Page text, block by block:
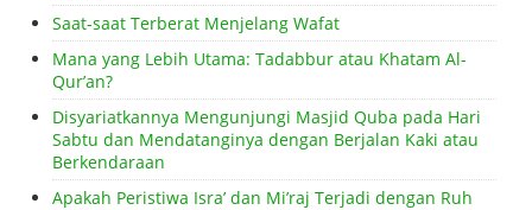
Saat-saat Terberat Menjelang Wafat
Mana yang Lebih Utama: Tadabbur atau Khatam Al-
Qur’an?
Disyariatkannya Mengunjungi Masjid Quba pada Hari
Sabtu dan Mendatanginya dengan Berjalan Kaki atau
Berkendaraan
Apakah Peristiwa Isra’ dan Mi’raj Terjadi dengan Ruh